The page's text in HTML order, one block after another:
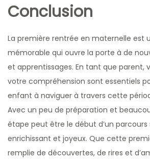
Conclusion
La première rentrée en maternelle est
mémorable qui ouvre la porte à de
et apprentissages. En tant que parent,
votre compréhension sont essentiels
enfant à naviguer à travers cette
Avec un peu de préparation et
étape peut être le début d’un parcours
enrichissant et joyeux. Que cette
remplie de découvertes, de rires et